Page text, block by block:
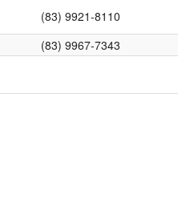
(83) 9921-8110
(83) 9967-7343